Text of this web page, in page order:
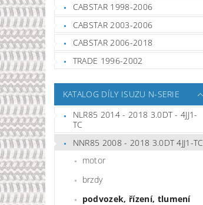
CABSTAR 1998-2006
CABSTAR 2003-2006
CABSTAR 2006-2018
TRADE 1996-2002
KATALOG DÍLY ISUZU N-SERIE
NLR85 2014 - 2018 3.0DT - 4JJ1-
TC
NNR85 2008 - 2018 3.0DT 4JJ1-TC
motor
brzdy
podvozek, řízení, tlumení